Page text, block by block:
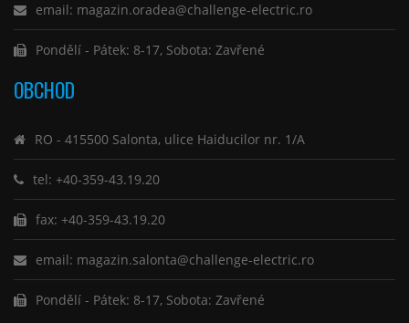
email: magazin.oradea@challenge-electric.ro
Pondělí - Pátek: 8-17, Sobota: Zavřené
OBCHOD
RO - 415500 Salonta, ulice Haiducilor nr. 1/A
tel: +40-359-43.19.20
fax: +40-359-43.19.20
email: magazin.salonta@challenge-electric.ro
Pondělí - Pátek: 8-17, Sobota: Zavřené